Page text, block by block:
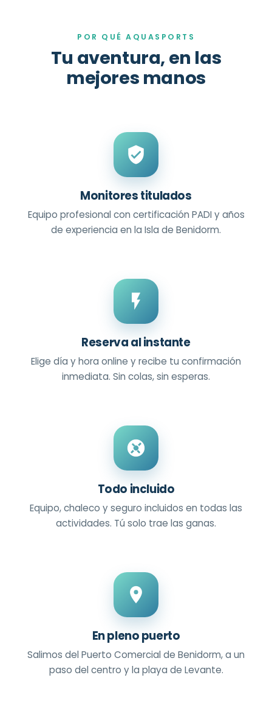
POR QUÉ AQUASPORTS
Tu aventura, en las
mejores manos
Monitores titulados
Equipo profesional con certificación PADI y años
de experiencia en la Isla de Benidorm.
Reserva al instante
Elige día y hora online y recibe tu confirmación
inmediata. Sin colas, sin esperas.
Todo incluido
Equipo, chaleco y seguro incluidos en todas las
actividades. Tú solo trae las ganas.
En pleno puerto
Salimos del Puerto Comercial de Benidorm, a un
paso del centro y la playa de Levante.